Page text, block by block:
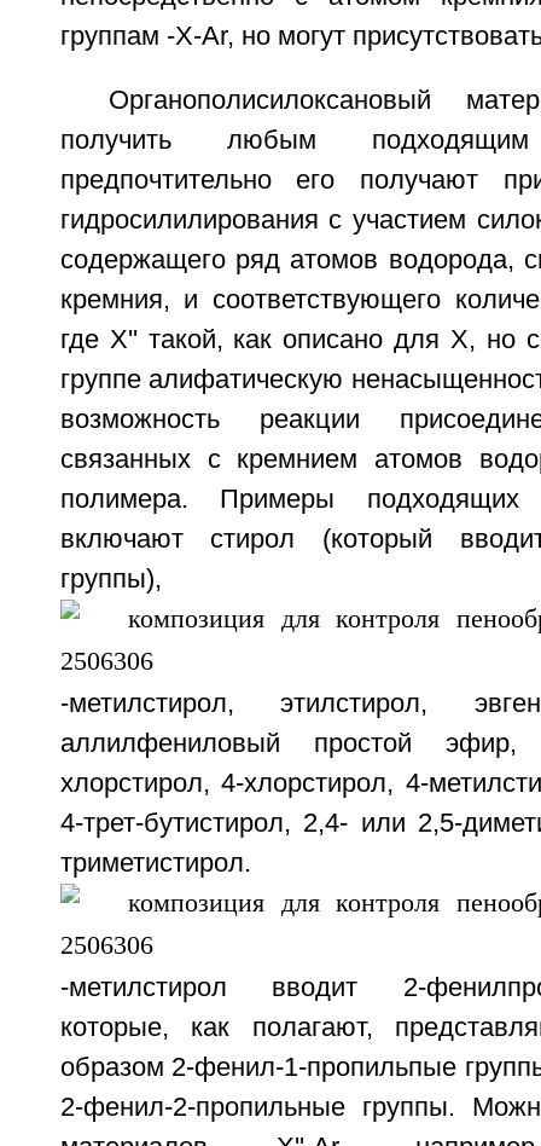
группам -X-Ar, но могут
Органополисилоксановый
получить любым
предпочтительно его получают
гидросилилирования с участием
содержащего ряд атомов водорода,
кремния, и соответствующего
где X'' такой, как описано для X, но
группе алифатическую
возможность реакции
связанных с кремнием атомов
полимера. Примеры подходящих
включают стирол (который
группы),
-метилстирол, этилстирол,
аллилфениловый простой
хлорстирол, 4-хлорстирол, 4-
4-трет-бутистирол, 2,4- или 2,5-
триметистирол.
-метилстирол вводит 2-
которые, как полагают,
образом 2-фенил-1-пропильпые
2-фенил-2-пропильные группы.